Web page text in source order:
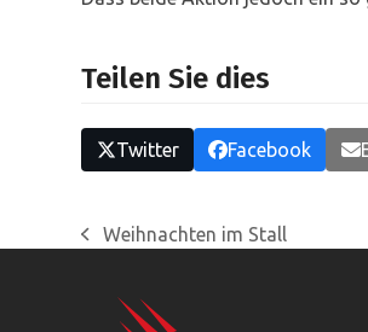
Teilen Sie dies
Twitter Facebook
vorheriger
Weihnachten im Stall